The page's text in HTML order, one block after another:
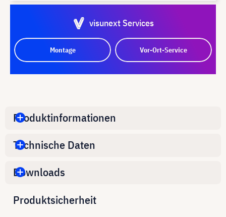
visunext Services
Montage Vor-Ort-Service
Produktinformationen
Technische Daten
Downloads
Produktsicherheit